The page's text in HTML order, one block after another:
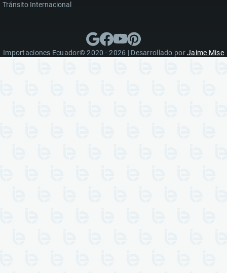
Tránsito Internacional
Importaciones Ecuador© 2020 - 2026 | Desarrollado porJaime Mise